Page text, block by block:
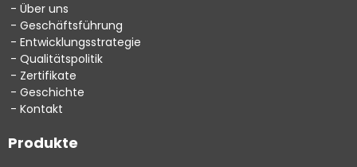
Über uns
Geschäftsführung
Entwicklungsstrategie
Qualitätspolitik
Zertifikate
Geschichte
Kontakt
Produkte